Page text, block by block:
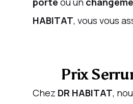
HABITAT, vous vous
Prix
Chez DR HABITAT,